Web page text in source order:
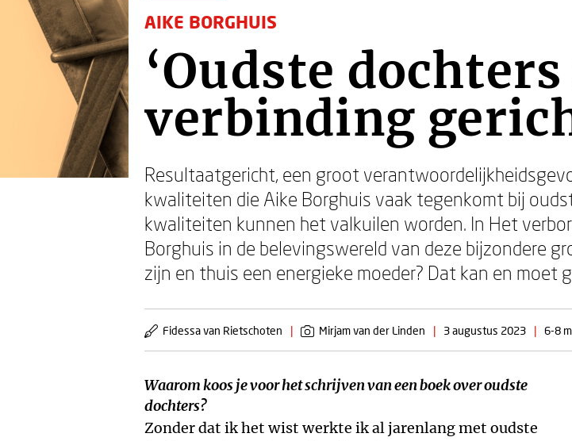
AIKE BORGHUIS
‘Oudste
verbinding
Resultaatgericht, een groot
kwaliteiten die Aike Borghuis vaak tegenkomt bij
kwaliteiten kunnen het valkuilen worden. In Het
Borghuis in de belevingswereld van deze bijzondere
zijn en thuis een energieke moeder? Dat kan en moet
Fidessa van Rietschoten | Mirjam van der Linden | 3 augustus 2023 | 6-8
Waarom koos je voor het schrijven van een boek over oudste
dochters?
Zonder dat ik het wist werkte ik al jarenlang met oudste